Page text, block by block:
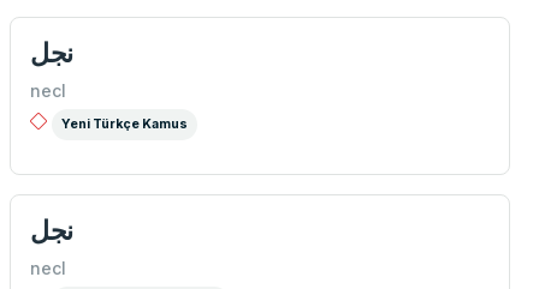
نجل
necl
Yeni Türkçe Kamus
نجل
necl